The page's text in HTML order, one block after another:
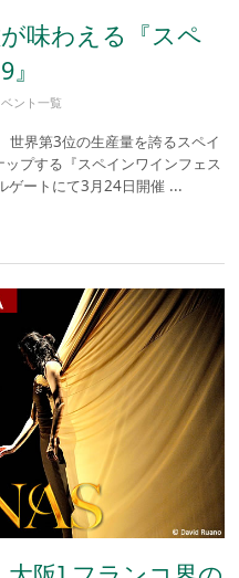
味わえる『スペ
ント一覧
界第3位の生産量を誇るスペイ
プする『スペインワインフェス
ゲートにて3月24日開催 ...